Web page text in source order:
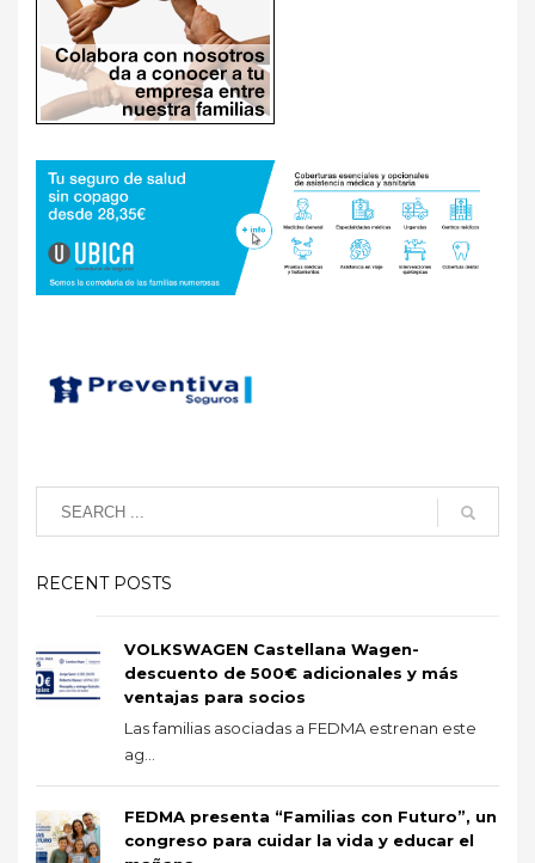
RECENT POSTS
VOLKSWAGEN Castellana Wagen-
descuento de 500€ adicionales y más
ventajas para socios
Las familias asociadas a FEDMA estrenan este
ag...
FEDMA presenta “Familias con Futuro”, un
congreso para cuidar la vida y educar el